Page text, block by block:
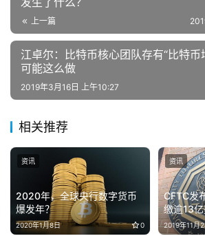
上一篇
江卓尔：比特币核心团队存有“比特币
可能这么做
2019年3月16日 上午10:27
相关推荐
2020年，全球央行数字货币
爆发年？
2020年1月8日 0
资讯
CFTC发
缴逾13
2019年11月
资讯